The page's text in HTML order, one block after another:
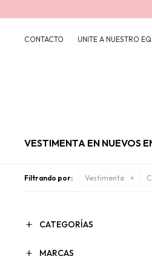
CONTACTO UNITE A NUESTRO
VESTIMENTA EN NUEVOS
Filtrando por: Vestimenta
CATEGORÍAS
MARCAS